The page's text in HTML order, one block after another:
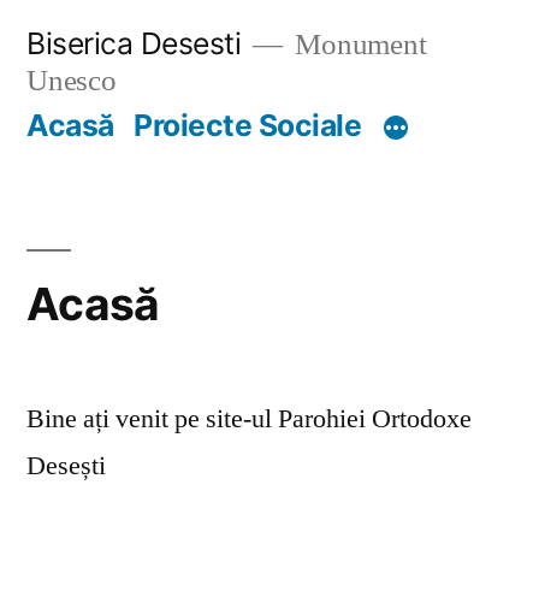
content
Biserica Desesti
Monument
Unesco
Acasă Proiecte Sociale
Acasă
Bine ați venit pe site-ul Parohiei Ortodoxe
Desești